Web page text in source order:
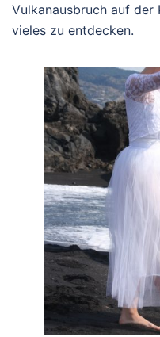
Vulkanausbruch auf der
vieles zu entdecken.